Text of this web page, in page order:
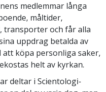
medlemmar långa
måltider,
transporter och får alla
uppdrag betalda av
att köpa personliga saker,
helt av kyrkan.
deltar i Scientologi-